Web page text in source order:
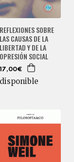
REFLEXIONES SOBRE
LAS CAUSAS DE LA
LIBERTAD Y DE LA
OPRESIÓN SOCIAL
17,00€
disponible